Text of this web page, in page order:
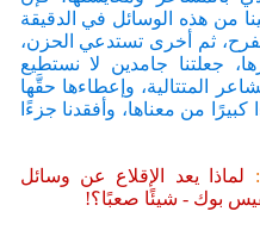
من هذه الوسائل في الدقيقة
ثم أخرى تستدعي الحزن،
جعلتنا جامدين لا نستطيع
المتتالية، وإعطاءها حقَّها
من معناها، وأفقدنا جزءًا
لماذا يعد الإقلاع عن وسائل
بوك - شيئًا صعبًا؟!